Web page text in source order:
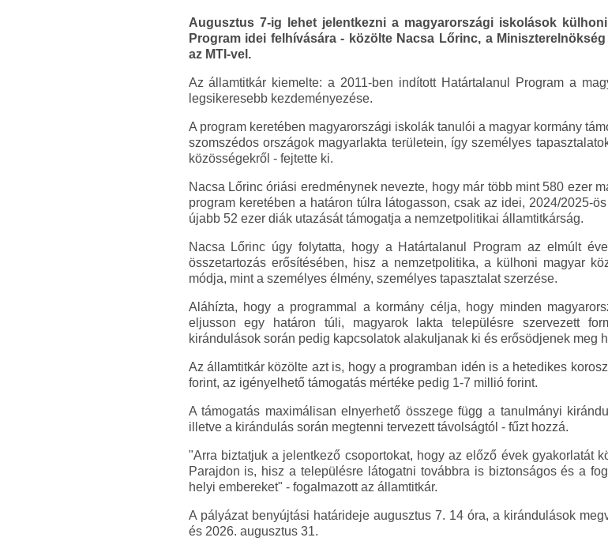
Augusztus 7-ig lehet jelentkezni a magyarországi iskolások
Program idei felhívására - közölte Nacsa Lőrinc, a
az MTI-vel.
Az államtitkár kiemelte: a 2011-ben indított Határtalanul Program a
legsikeresebb kezdeményezése.
A program keretében magyarországi iskolák tanulói a magyar kormány
szomszédos országok magyarlakta területein, így személyes
közösségekről - fejtette ki.
Nacsa Lőrinc óriási eredménynek nevezte, hogy már több mint 580 ezer
program keretében a határon túlra látogasson, csak az idei, 2024/2025-
újabb 52 ezer diák utazását támogatja a nemzetpolitikai államtitkárság.
Nacsa Lőrinc úgy folytatta, hogy a Határtalanul Program az elmúlt
összetartozás erősítésében, hisz a nemzetpolitika, a külhoni magyar
módja, mint a személyes élmény, személyes tapasztalat szerzése.
Aláhízta, hogy a programmal a kormány célja, hogy minden
eljusson egy határon túli, magyarok lakta településre szervezett
kirándulások során pedig kapcsolatok alakuljanak ki és erősödjenek meg
Az államtitkár közölte azt is, hogy a programban idén is a hetedikes
forint, az igényelhető támogatás mértéke pedig 1-7 millió forint.
A támogatás maximálisan elnyerhető összege függ a tanulmányi
illetve a kirándulás során megtenni tervezett távolságtól - fűzt hozzá.
"Arra biztatjuk a jelentkező csoportokat, hogy az előző évek gyakorlatát
Parajdon is, hisz a településre látogatni továbbra is biztonságos és a
helyi embereket" - fogalmazott az államtitkár.
A pályázat benyújtási határideje augusztus 7. 14 óra, a kirándulások
és 2026. augusztus 31.